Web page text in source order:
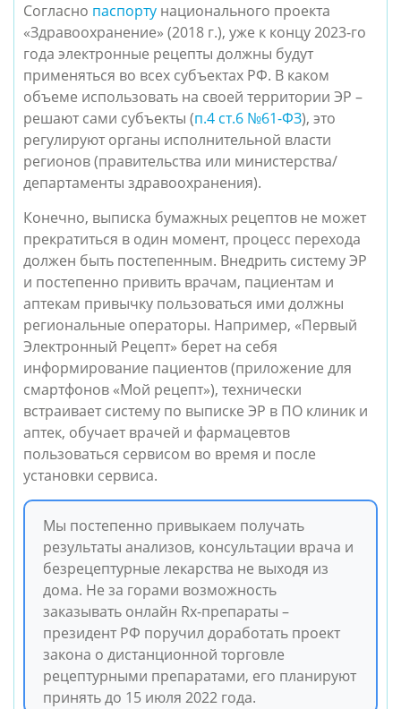
Согласно паспорту национального проекта
«Здравоохранение» (2018 г.), уже к концу 2023-го
года электронные рецепты должны будут
применяться во всех субъектах РФ. В каком
объеме использовать на своей территории ЭР –
решают сами субъекты (п.4 ст.6 №61-ФЗ), это
регулируют органы исполнительной власти
регионов (правительства или министерства/
департаменты здравоохранения).
Конечно, выписка бумажных рецептов не может
прекратиться в один момент, процесс перехода
должен быть постепенным. Внедрить систему ЭР
и постепенно привить врачам, пациентам и
аптекам привычку пользоваться ими должны
региональные операторы. Например, «Первый
Электронный Рецепт» берет на себя
информирование пациентов (приложение для
смартфонов «Мой рецепт»), технически
встраивает систему по выписке ЭР в ПО клиник и
аптек, обучает врачей и фармацевтов
пользоваться сервисом во время и после
установки сервиса.
Мы постепенно привыкаем получать
результаты анализов, консультации врача и
безрецептурные лекарства не выходя из
дома. Не за горами возможность
заказывать онлайн Rx-препараты –
президент РФ поручил доработать проект
закона о дистанционной торговле
рецептурными препаратами, его планируют
принять до 15 июля 2022 года.